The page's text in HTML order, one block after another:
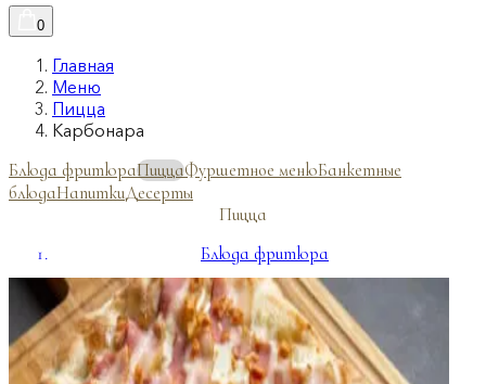
0
Главная
Меню
Пицца
Карбонара
Блюда фритюраПиццаФуршетное менюБанкетные
блюдаНапиткиДесерты
Пицца
Блюда фритюра
Фуршетное меню